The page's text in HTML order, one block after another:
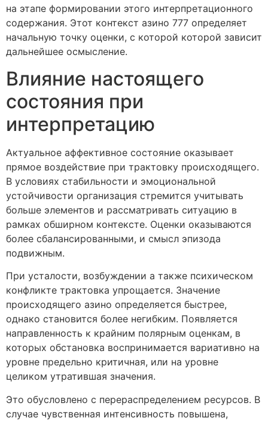
на этапе формировании этого интерпретационного
содержания. Этот контекст азино 777 определяет
начальную точку оценки, с которой которой зависит
дальнейшее осмысление.
Влияние настоящего
состояния при
интерпретацию
Актуальное аффективное состояние оказывает
прямое воздействие при трактовку происходящего.
В условиях стабильности и эмоциональной
устойчивости организация стремится учитывать
больше элементов и рассматривать ситуацию в
рамках обширном контексте. Оценки оказываются
более сбалансированными, и смысл эпизода
подвижным.
При усталости, возбуждении а также психическом
конфликте трактовка упрощается. Значение
происходящего азино определяется быстрее,
однако становится более негибким. Появляется
направленность к крайним полярным оценкам, в
которых обстановка воспринимается вариативно на
уровне предельно критичная, или на уровне
целиком утратившая значения.
Это обусловлено с перераспределением ресурсов. В
случае чувственная интенсивность повышена,